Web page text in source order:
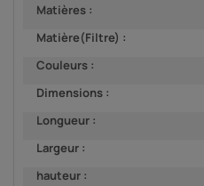
Matières :
Matière(Filtre) :
Couleurs :
Dimensions :
Longueur :
Largeur :
hauteur :